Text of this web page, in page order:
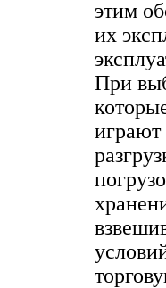
этим
их
При
играют